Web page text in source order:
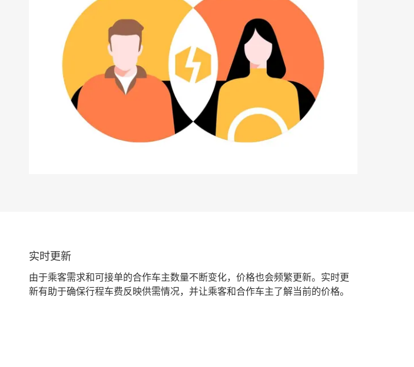
实时更新
由于乘客需求和可接单的合作车主数量不断变化，价格也会频繁更新。实时更
新有助于确保行程车费反映供需情况，并让乘客和合作车主了解当前的价格。